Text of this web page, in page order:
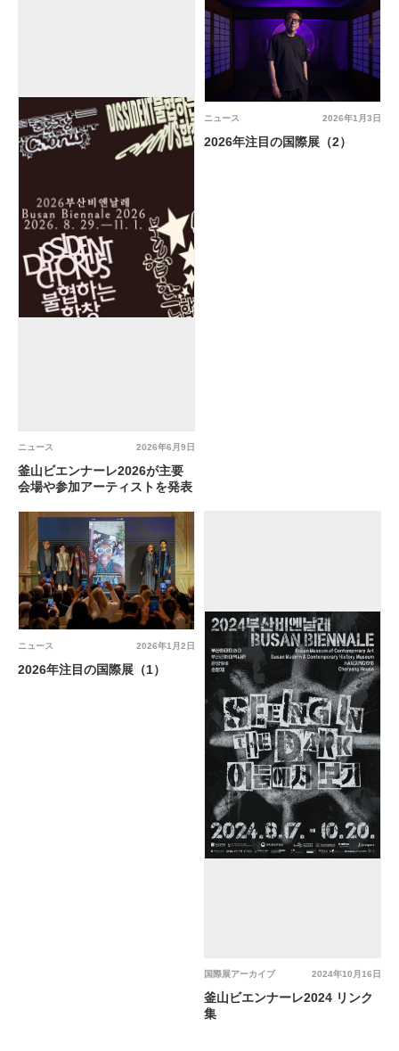
2026年6月9日
ニュース
釜山ビエンナーレ2026が主要
会場や参加アーティストを発表
2026年1月3日
ニュース
2026年注目の国際展（2）
2026年1月2日
ニュース
2026年注目の国際展（1）
2024年10月16日
国際展アーカイブ
釜山ビエンナーレ2024 リンク
集